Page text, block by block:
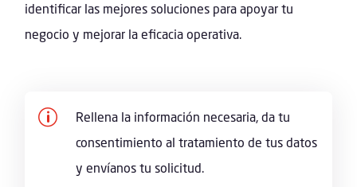
identificar las mejores soluciones para apoyar tu
negocio y mejorar la eficacia operativa.
p
Rellena la información necesaria, da tu
consentimiento al tratamiento de tus datos
y envíanos tu solicitud.